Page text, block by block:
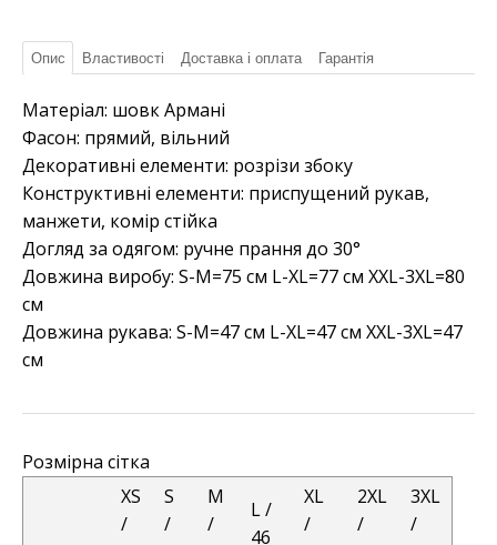
Опис Властивості Доставка і оплата Гарантія
Матеріал: шовк Армані
Фасон: прямий, вільний
Декоративні елементи: розрізи збоку
Конструктивні елементи: приспущений рукав,
манжети, комір стійка
Догляд за одягом: ручне прання до 30°
Довжина виробу: S-M=75 см L-XL=77 см XXL-3XL=80
см
Довжина рукава: S-M=47 см L-XL=47 см XXL-3XL=47
см
Розмірна сітка
XS
/
S
/
M
/
L /
46
XL
/
2XL
/
3XL
/